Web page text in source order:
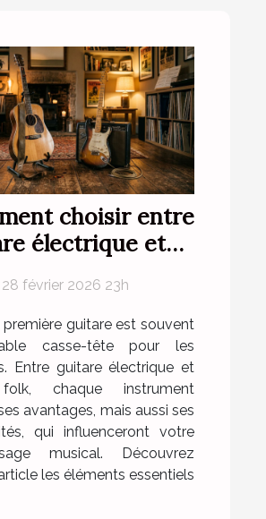
choisir entre
électrique et
28 février 2026 23h
première guitare est souvent
casse-tête pour les
Entre guitare électrique et
chaque instrument
avantages, mais aussi ses
qui influenceront votre
musical. Découvrez
les éléments essentiels